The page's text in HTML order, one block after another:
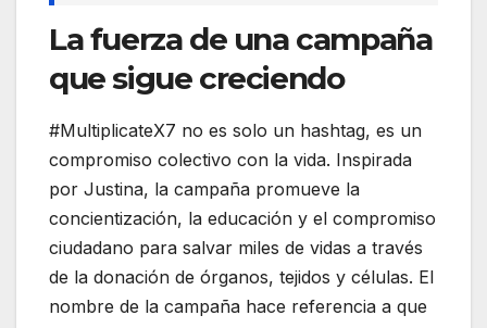
La fuerza de una campaña
que sigue creciendo
#MultiplicateX7 no es solo un hashtag, es un
compromiso colectivo con la vida. Inspirada
por Justina, la campaña promueve la
concientización, la educación y el compromiso
ciudadano para salvar miles de vidas a través
de la donación de órganos, tejidos y células. El
nombre de la campaña hace referencia a que